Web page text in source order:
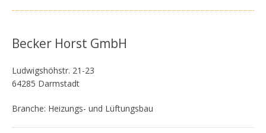
Becker Horst GmbH
Ludwigshöhstr. 21-23
64285 Darmstadt
Branche: Heizungs- und Lüftungsbau